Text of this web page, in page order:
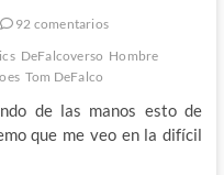
92 comentarios
DeFalcoverso Hombre
Tom DeFalco
de las manos esto de
que me veo en la difícil